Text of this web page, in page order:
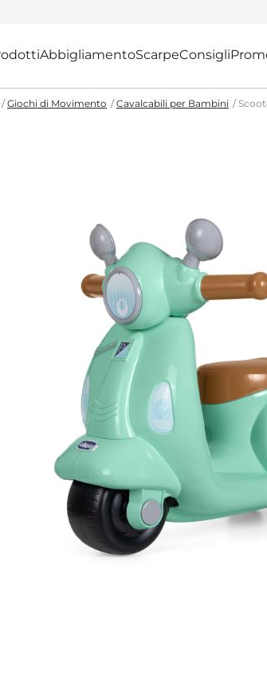
AbbigliamentoScarpeConsigli
Giochi di Movimento Cavalcabili per Bambini